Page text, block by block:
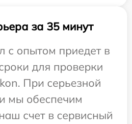
за 35 минут
с опытом приедет в
для проверки
При серьезной
мы обеспечим
счет в сервисный